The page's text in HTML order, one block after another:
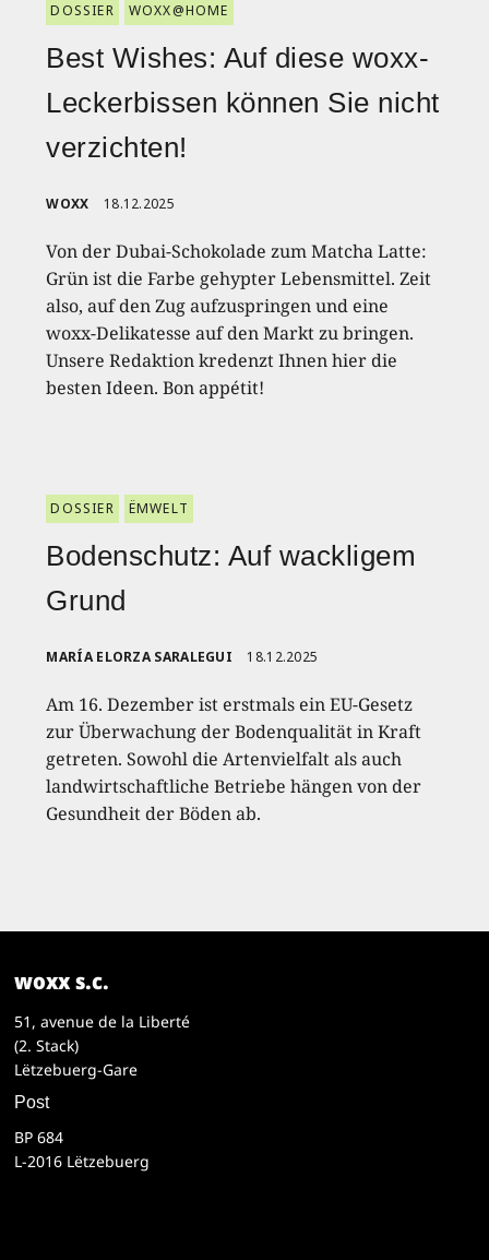
DOSSIER WOXX@HOME
Best Wishes: Auf diese woxx-
Leckerbissen können Sie nicht
verzichten!
WOXX 18.12.2025
Von der Dubai-Schokolade zum Matcha Latte:
Grün ist die Farbe gehypter Lebensmittel. Zeit
also, auf den Zug aufzuspringen und eine
woxx-Delikatesse auf den Markt zu bringen.
Unsere Redaktion kredenzt Ihnen hier die
besten Ideen. Bon appétit!
DOSSIER ËMWELT
Bodenschutz: Auf wackligem
Grund
MARÍA ELORZA SARALEGUI 18.12.2025
Am 16. Dezember ist erstmals ein EU-Gesetz
zur Überwachung der Bodenqualität in Kraft
getreten. Sowohl die Artenvielfalt als auch
landwirtschaftliche Betriebe hängen von der
Gesundheit der Böden ab.
woxx s.c.
51, avenue de la Liberté
(2. Stack)
Lëtzebuerg-Gare
Post
BP 684
L-2016 Lëtzebuerg